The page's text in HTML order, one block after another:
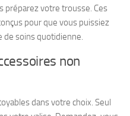
préparez votre trousse. Ces
pour que vous puissiez
de soins quotidienne.
non
dans votre choix. Seul